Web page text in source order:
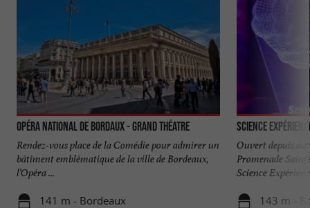
Opéra National de Bordaux - Grand Théatre
Rendez-vous place de la Comédie pour admirer un
bâtiment emblématique de la ville de Bordeaux,
l’Opéra ...
141 m - Bordeaux
Science
Ouvert depuis
Promenade
Science
143 m -